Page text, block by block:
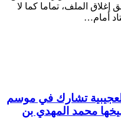
إغلاق الملف، تماما كما لا
أمام…
العجيبية تشارك في موسم
محمد المهدي بن